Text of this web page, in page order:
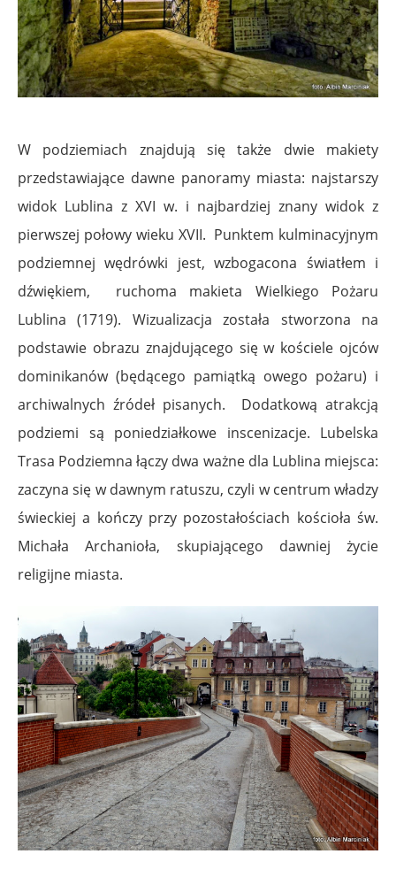
W podziemiach znajdują się także dwie makiety
przedstawiające dawne panoramy miasta: najstarszy
widok Lublina z XVI w. i najbardziej znany widok z
pierwszej połowy wieku XVII. Punktem kulminacyjnym
podziemnej wędrówki jest, wzbogacona światłem i
dźwiękiem, ruchoma makieta Wielkiego Pożaru
Lublina (1719). Wizualizacja została stworzona na
podstawie obrazu znajdującego się w kościele ojców
dominikanów (będącego pamiątką owego pożaru) i
archiwalnych źródeł pisanych. Dodatkową atrakcją
podziemi są poniedziałkowe inscenizacje. Lubelska
Trasa Podziemna łączy dwa ważne dla Lublina miejsca:
zaczyna się w dawnym ratuszu, czyli w centrum władzy
świeckiej a kończy przy pozostałościach kościoła św.
Michała Archanioła, skupiającego dawniej życie
religijne miasta.